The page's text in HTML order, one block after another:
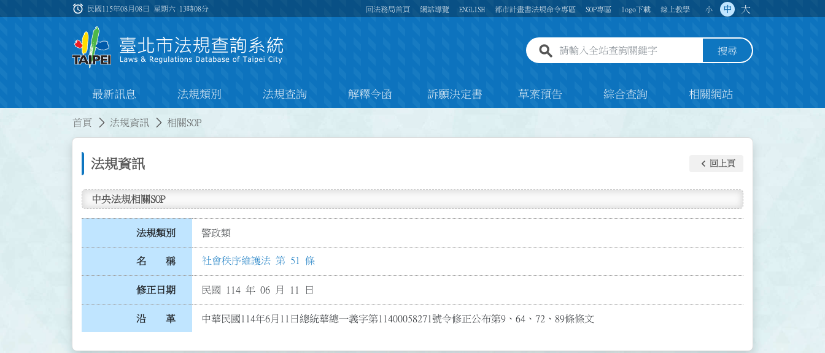
:::
alarm 民國115年08月08日 星期六 13時08分 回法務局首頁 網站導覽 ENGLISH 都市計畫書法規命令專區 SOP專區 logo下載 線上教學 小 中 大
全站查詢關鍵字欄位 搜尋
最新訊息 法規類別 法規查詢 解釋令函 訴願決定書 草案預告 綜合查詢 相關網站
首頁 法規資訊 相關SOP
法規資訊 keyboard_arrow_left 回上頁
中央法規相關SOP
法規類別 警政類
名 稱 社會秩序維護法 第 51 條
修正日期 民國 114 年 06 月 11 日
沿 革 中華民國114年6月11日總統華總一義字第11400058271號令修正公布第9、64、72、89條條文